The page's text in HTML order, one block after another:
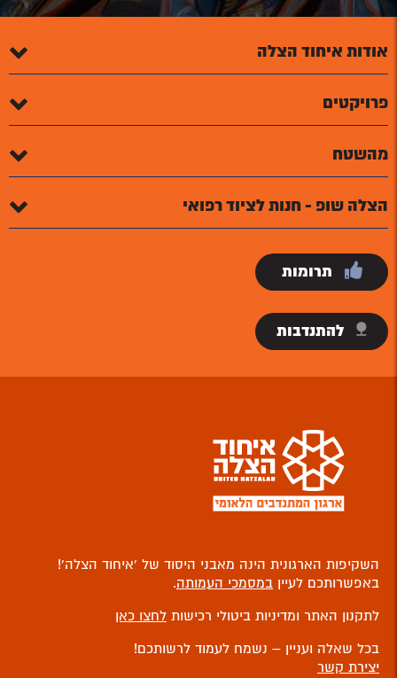
אודות איחוד הצלה
פרויקטים
מהשטח
הצלה שופ - חנות לציוד רפואי
תרומות
להתנדבות
השקיפות הארגונית הינה מאבני היסוד של ‘איחוד הצלה’!
באפשרותכם לעיין במסמכי העמותה.
לתקנון האתר ומדיניות ביטולי רכישות לחצו כאן
בכל שאלה ועניין – נשמח לעמוד לרשותכם!
יצירת קשר